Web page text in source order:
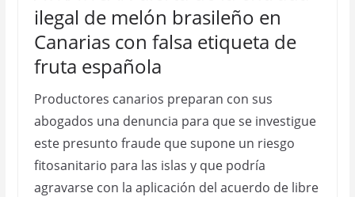
ilegal de melón brasileño en
Canarias con falsa etiqueta de
fruta española
Productores canarios preparan con sus
abogados una denuncia para que se investigue
este presunto fraude que supone un riesgo
fitosanitario para las islas y que podría
agravarse con la aplicación del acuerdo de libre